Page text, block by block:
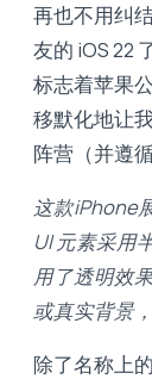
再也不用纠
友的 iOS 22
标志着苹果
移默化地让
阵营（并遵​​
这款iPhone
UI 元素采用
用了透明效
或真实背景
除了名称上